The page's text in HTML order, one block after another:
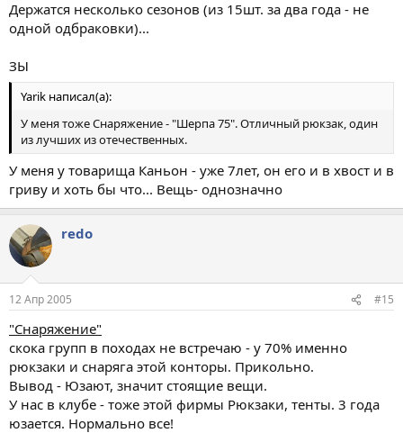
Держатся несколько сезонов (из 15шт. за два года - не
одной одбраковки)...
ЗЫ
Yarik написал(а):
У меня тоже Снаряжение - "Шерпа 75". Отличный рюкзак, один
из лучших из отечественных.
У меня у товарища Каньон - уже 7лет, он его и в хвост и в
гриву и хоть бы что... Вещь- однозначно
redo
12 Апр 2005 #15
"Снаряжение"
скока групп в походах не встречаю - у 70% именно
рюкзаки и снаряга этой конторы. Прикольно.
Вывод - Юзают, значит стоящие вещи.
У нас в клубе - тоже этой фирмы Рюкзаки, тенты. 3 года
юзается. Нормально все!